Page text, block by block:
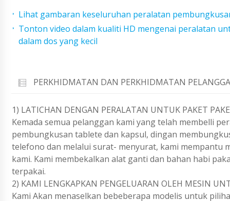
Lihat gambaran keseluruhan peralatan
Tonton video dalam kualiti HD mengenai peralatan
dalam dos yang kecil
PERKHIDMATAN DAN PERKHIDMATAN
1) LATICHAN DENGAN PERALATAN UNTUK PAKET
Kemada semua pelanggan kami yang telah membelli
pembungkusan tablete dan kapsul, dingan
telefono dan melalui surat- menyurat, kami mempantu
kami. Kami membekalkan alat ganti dan bahan habi
terpakai.
2) KAMI LENGKAPKAN PENGELUARAN OLEH MESIN
Kami Akan menaselkan bebeberapa modelis untuk